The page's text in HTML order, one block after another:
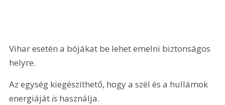
Vihar esetén a bójákat be lehet emelni biztonságos
helyre.
Az egység kiegészíthető, hogy a szél és a hullámok
energiáját is használja.